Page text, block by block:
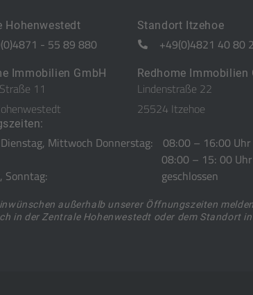
Hohenwestedt
- 55 89 880
Immobilien GmbH
11
Standort Itzehoe
+49(0)4821 40 80
Redhome Immobilien
Lindenstraße 22
25524 Itzehoe
Mittwoch Donnerstag: 08:00 – 16:00 Uhr
08:00 – 15: 00 Uhr
Sonntag:
geschlossen
außerhalb unserer Öffnungszeiten
in der Zentrale Hohenwestedt oder dem Standort